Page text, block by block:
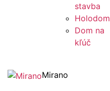
stavba
Holodom
Dom na
kľúč
Mirano